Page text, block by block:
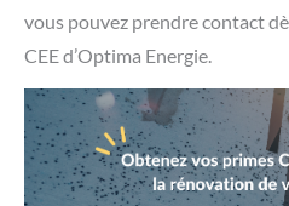
vous pouvez prendre contact
CEE d’Optima Energie.